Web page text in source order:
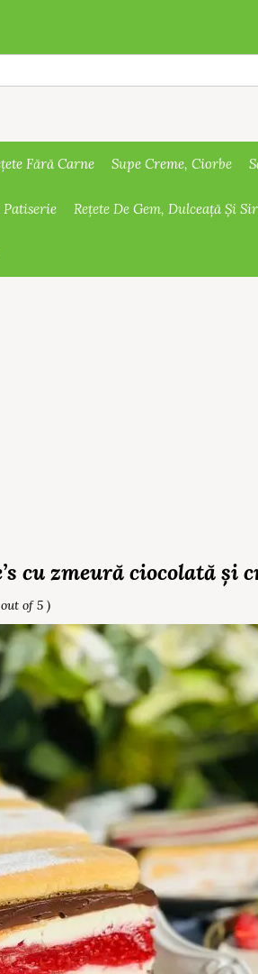
Fără Carne Supe Creme, Ciorbe
Patiserie Rețete De Gem, Dulceață Și
cu zmeură ciocolată și
of 5 )